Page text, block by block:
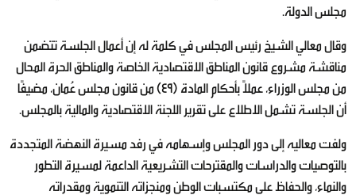
مجلس الدولة.
وقال معالي الشيخ رئيس المجلس في كلمة له إن أعمال الجلسة تتضمن
مناقشة مشروع قانون المناطق الاقتصادية الخاصة والمناطق الحرة المحال
من مجلس الوزراء، عملاً بأحكام المادة (49) من قانون مجلس عُمان، مضيفًا
أن الجلسة تشمل الاطلاع على تقرير اللجنة الاقتصادية والمالية بالمجلس.
ولفت معاليه إلى دور المجلس وإسهامه في رفد مسيرة النهضة المتجددة
بالتوصيات والدراسات والمقترحات التشريعية الداعمة لمسيرة التطور
والنماء، والحفاظ على مكتسبات الوطن ومنجزاته التنموية ومقدراته